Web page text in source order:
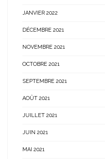
JANVIER 2022
DÉCEMBRE 2021
NOVEMBRE 2021
OCTOBRE 2021
SEPTEMBRE 2021
AOÛT 2021
JUILLET 2021
JUIN 2021
MAI 2021